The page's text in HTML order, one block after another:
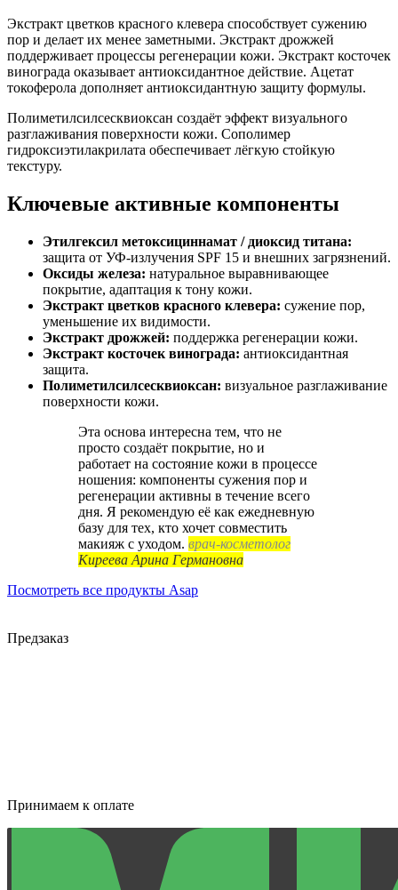
Экстракт цветков красного клевера способствует сужению
пор и делает их менее заметными. Экстракт дрожжей
поддерживает процессы регенерации кожи. Экстракт косточек
винограда оказывает антиоксидантное действие. Ацетат
токоферола дополняет антиоксидантную защиту формулы.
Полиметилсилсесквиоксан создаёт эффект визуального
разглаживания поверхности кожи. Сополимер
гидроксиэтилакрилата обеспечивает лёгкую стойкую
текстуру.
Ключевые активные компоненты
Этилгексил метоксициннамат / диоксид титана:
защита от УФ-излучения SPF 15 и внешних загрязнений.
Оксиды железа: натуральное выравнивающее
покрытие, адаптация к тону кожи.
Экстракт цветков красного клевера: сужение пор,
уменьшение их видимости.
Экстракт дрожжей: поддержка регенерации кожи.
Экстракт косточек винограда: антиоксидантная
защита.
Полиметилсилсесквиоксан: визуальное разглаживание
поверхности кожи.
Эта основа интересна тем, что не
просто создаёт покрытие, но и
работает на состояние кожи в процессе
ношения: компоненты сужения пор и
регенерации активны в течение всего
дня. Я рекомендую её как ежедневную
базу для тех, кто хочет совместить
макияж с уходом. врач-косметолог
Киреева Арина Германовна
Посмотреть все продукты Asap
Предзаказ
Принимаем к оплате